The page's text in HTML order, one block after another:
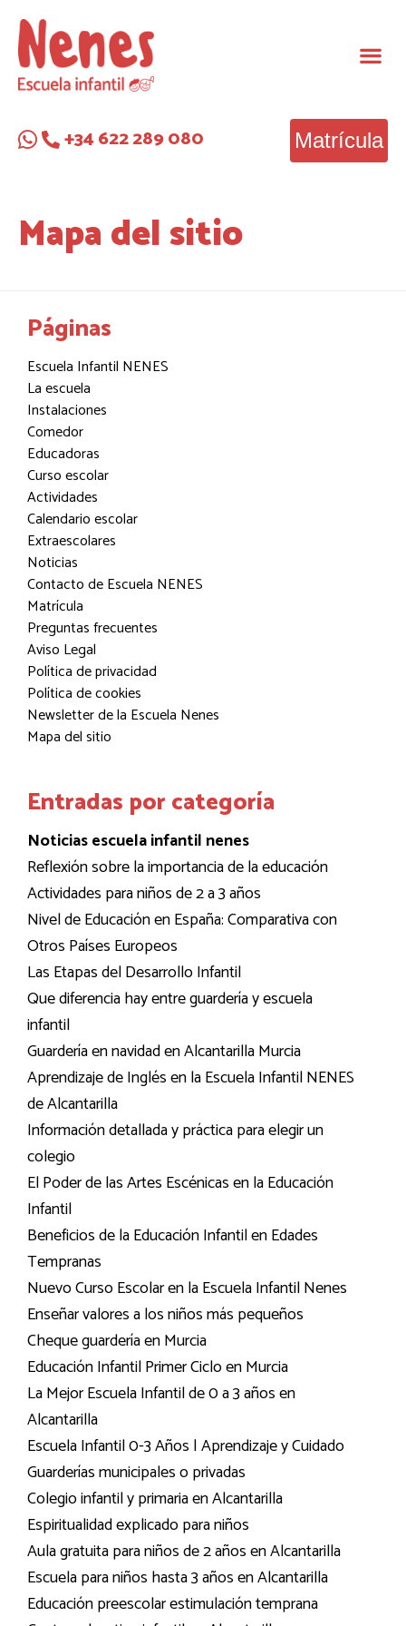
+34 622 289 080 Matrícula
Mapa del sitio
Páginas
Escuela Infantil NENES
La escuela
Instalaciones
Comedor
Educadoras
Curso escolar
Actividades
Calendario escolar
Extraescolares
Noticias
Contacto de Escuela NENES
Matrícula
Preguntas frecuentes
Aviso Legal
Política de privacidad
Política de cookies
Newsletter de la Escuela Nenes
Mapa del sitio
Entradas por categoría
Noticias escuela infantil nenes
Reflexión sobre la importancia de la educación
Actividades para niños de 2 a 3 años
Nivel de Educación en España: Comparativa con
Otros Países Europeos
Las Etapas del Desarrollo Infantil
Que diferencia hay entre guardería y escuela
infantil
Guardería en navidad en Alcantarilla Murcia
Aprendizaje de Inglés en la Escuela Infantil NENES
de Alcantarilla
Información detallada y práctica para elegir un
colegio
El Poder de las Artes Escénicas en la Educación
Infantil
Beneficios de la Educación Infantil en Edades
Tempranas
Nuevo Curso Escolar en la Escuela Infantil Nenes
Enseñar valores a los niños más pequeños
Cheque guardería en Murcia
Educación Infantil Primer Ciclo en Murcia
La Mejor Escuela Infantil de 0 a 3 años en
Alcantarilla
Escuela Infantil 0-3 Años | Aprendizaje y Cuidado
Guarderías municipales o privadas
Colegio infantil y primaria en Alcantarilla
Espiritualidad explicado para niños
Aula gratuita para niños de 2 años en Alcantarilla
Escuela para niños hasta 3 años en Alcantarilla
Educación preescolar estimulación temprana